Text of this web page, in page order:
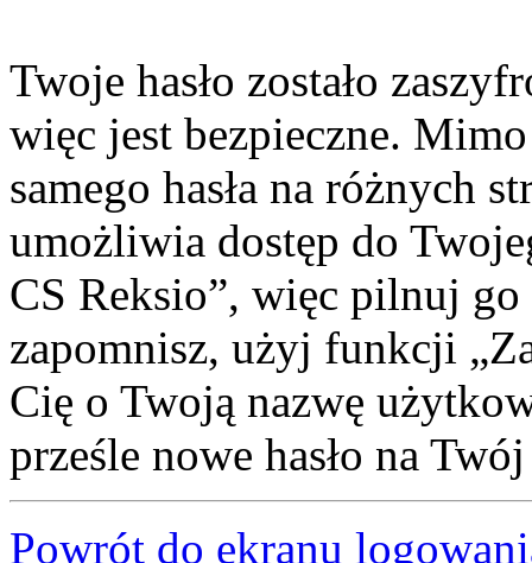
Twoje hasło zostało
więc jest bezpieczne.
samego hasła na różnych
umożliwia dostęp do
CS Reksio”, więc pilnuj
zapomnisz, użyj funkcji
Cię o Twoją nazwę
prześle nowe hasło na
Powrót do ekranu